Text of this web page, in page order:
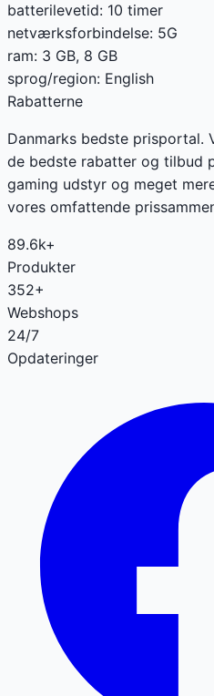
batterilevetid: 10 timer
netværksforbindelse: 5G
ram: 3 GB, 8 GB
sprog/region: English
Rabatterne
Danmarks bedste
de bedste rabatter og tilbud
gaming udstyr og meget
vores omfattende
89.6k+
Produkter
352+
Webshops
24/7
Opdateringer